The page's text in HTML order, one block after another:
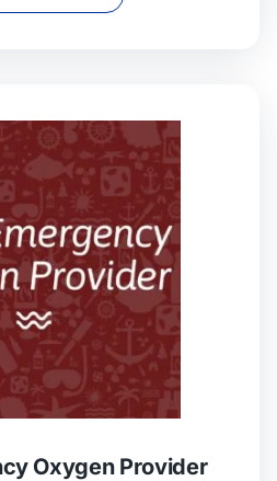
Oxygen Provider